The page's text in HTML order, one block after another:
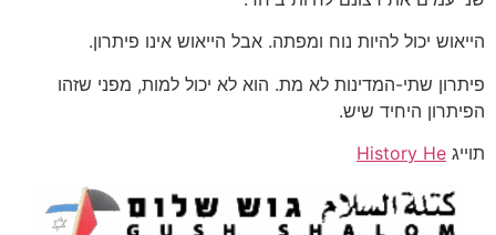
הייאוש יכול להיות נוח ומפתה. אבל הייאוש אינו פיתרון.
פיתרון שתי-המדינות לא מת. הוא לא יכול למות, מפני שזהו
הפיתרון היחיד שיש.
תוייג History He